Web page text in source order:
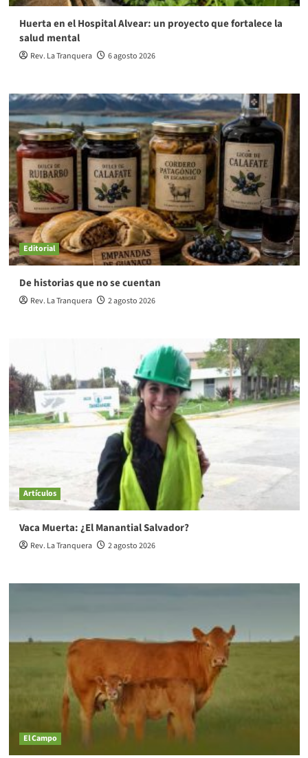
Huerta en el Hospital Alvear: un proyecto que fortalece la
salud mental
Rev. La Tranquera 6 agosto 2026
Editorial
De historias que no se cuentan
Rev. La Tranquera 2 agosto 2026
Artículos
Vaca Muerta: ¿El Manantial Salvador?
Rev. La Tranquera 2 agosto 2026
El Campo